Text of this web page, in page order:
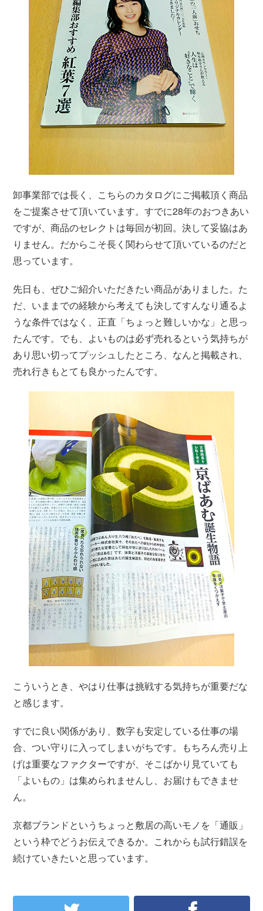
卸事業部では長く、こちらのカタログにご掲載頂く商品
をご提案させて頂いています。すでに28年のおつきあい
ですが、商品のセレクトは毎回が初回。決して妥協はあ
りません。だからこそ長く関わらせて頂いているのだと
思っています。
先日も、ぜひご紹介いただきたい商品がありました。た
だ、いままでの経験から考えても決してすんなり通るよ
うな条件ではなく、正直「ちょっと難しいかな」と思っ
たんです。でも、よいものは必ず売れるという気持ちが
あり思い切ってプッシュしたところ、なんと掲載され、
売れ行きもとても良かったんです。
こういうとき、やはり仕事は挑戦する気持ちが重要だな
と感じます。
すでに良い関係があり、数字も安定している仕事の場
合、つい守りに入ってしまいがちです。もちろん売り上
げは重要なファクターですが、そこばかり見ていても
「よいもの」は集められませんし、お届けもできませ
ん。
京都ブランドというちょっと敷居の高いモノを「通販」
という枠でどうお伝えできるか。これからも試行錯誤を
続けていきたいと思っています。